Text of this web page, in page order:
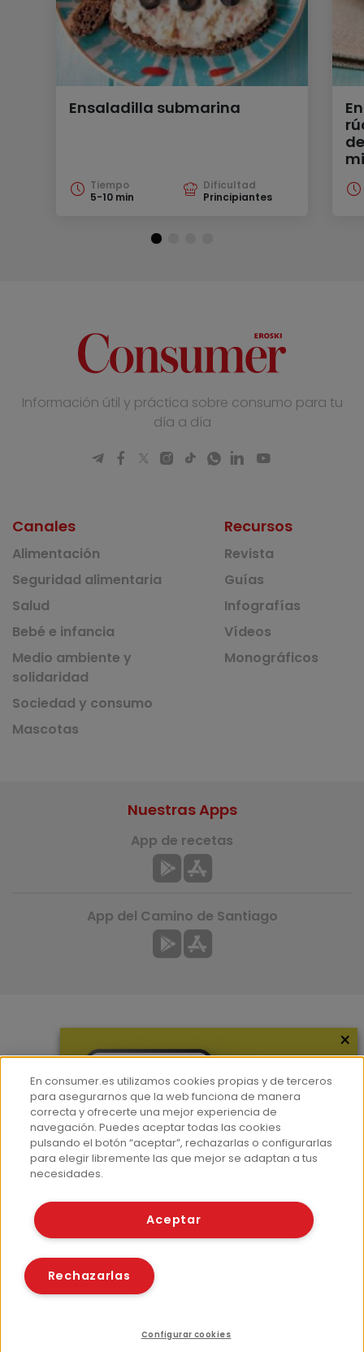
Ensaladilla submarina
Tiempo
5-10 min
Dificultad
Principiantes
Información útil y práctica sobre consumo para tu
día a día
Canales
Alimentación
Seguridad alimentaria
Salud
Bebé e infancia
Medio ambiente y
solidaridad
Sociedad y consumo
Mascotas
Recursos
Revista
Guías
Infografías
Vídeos
Monográficos
Hemeroteca
Contacto
Prensa
Corpus Lingüístico Consumer
Nuestras Apps
App de recetas
App del Camino de Santiago
© Fundación EROSKI
Políticas de cookies
×
En consumer.es utilizamos cookies propias y de terceros
para asegurarnos que la web funciona de manera
correcta y ofrecerte una mejor experiencia de
navegación. Puedes aceptar todas las cookies
pulsando el botón “aceptar”, rechazarlas o configurarlas
para elegir libremente las que mejor se adaptan a tus
necesidades.
Aceptar
Rechazarlas
Configurar cookies